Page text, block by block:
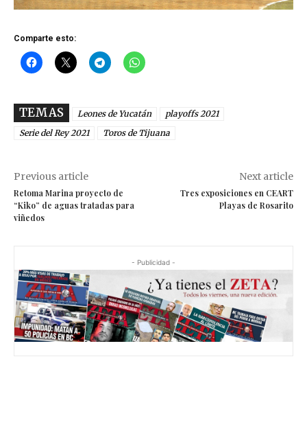
Comparte esto:
TEMAS Leones de Yucatán
playoffs 2021
Serie del Rey 2021
Toros de Tijuana
Previous article
Retoma Marina proyecto de
“Kiko” de aguas tratadas para
viñedos
Next article
Tres exposiciones en CEART
Playas de Rosarito
- Publicidad -